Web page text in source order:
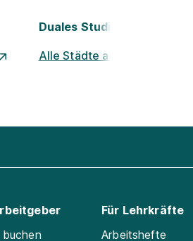
Duales Studium Nürnberg
Alle Städte ansehen
Für Lehrkräfte
Arbeitshefte